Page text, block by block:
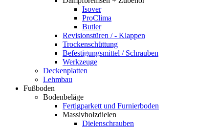
Isover
ProClima
Butler
Revisionstüren / - Klappen
Trockenschüttung
Befestigungsmittel / Schrauben
Werkzeuge
Deckenplatten
Lehmbau
Fußboden
Bodenbeläge
Fertigparkett und Furnierboden
Massivholzdielen
Dielenschrauben